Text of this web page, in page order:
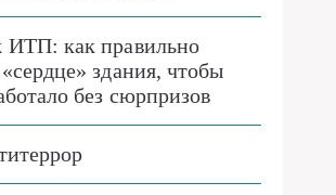
как правильно
здания, чтобы
без сюрпризов